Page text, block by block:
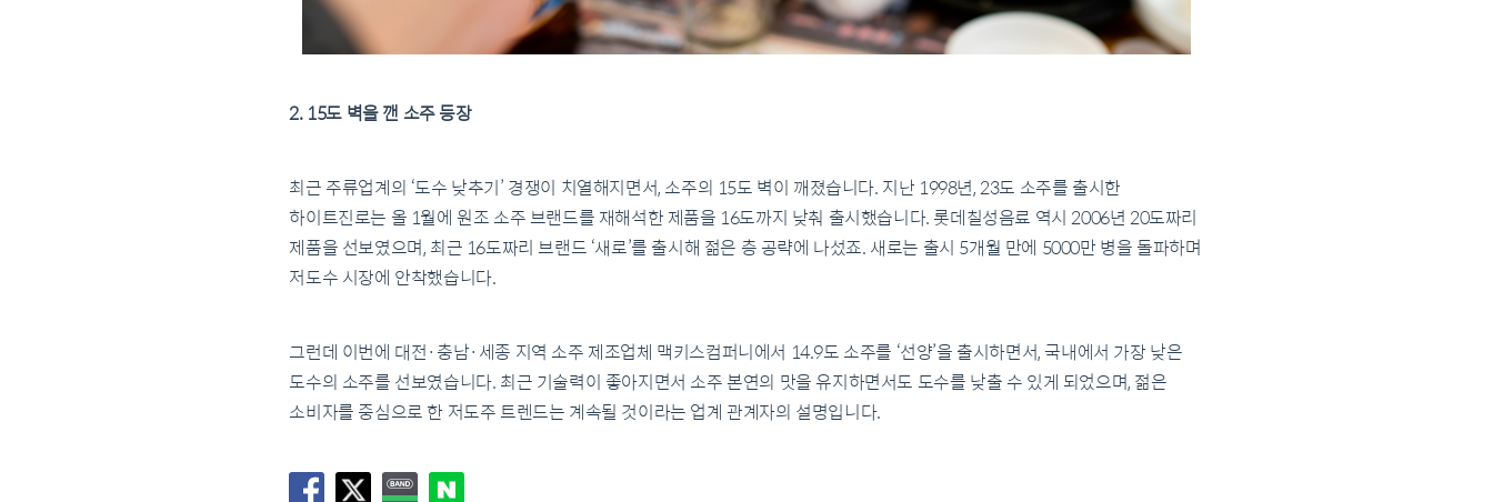
2. 15도 벽을 깬 소주 등장
최근 주류업계의 ‘도수 낮추기’ 경쟁이 치열해지면서, 소주의 15도 벽이 깨졌습니다. 지난 1998년, 23도 소주를 출시한
하이트진로는 올 1월에 원조 소주 브랜드를 재해석한 제품을 16도까지 낮춰 출시했습니다. 롯데칠성음료 역시 2006년 20도짜리
제품을 선보였으며, 최근 16도짜리 브랜드 ‘새로’를 출시해 젊은 층 공략에 나섰죠. 새로는 출시 5개월 만에 5000만 병을 돌파하며
저도수 시장에 안착했습니다.
그런데 이번에 대전·충남·세종 지역 소주 제조업체 맥키스컴퍼니에서 14.9도 소주를 ‘선양’을 출시하면서, 국내에서 가장 낮은
도수의 소주를 선보였습니다. 최근 기술력이 좋아지면서 소주 본연의 맛을 유지하면서도 도수를 낮출 수 있게 되었으며, 젊은
소비자를 중심으로 한 저도주 트렌드는 계속될 것이라는 업계 관계자의 설명입니다.